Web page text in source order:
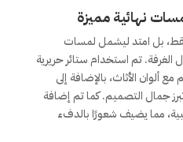
نهائية مميزة
بل امتد ليشمل لمسات
الغرفة. تم استخدام ستائر حريرية
ألوان الأثاث، بالإضافة إلى
جمال التصميم. كما تم إضافة
مما يضيف شعورًا بالدفء